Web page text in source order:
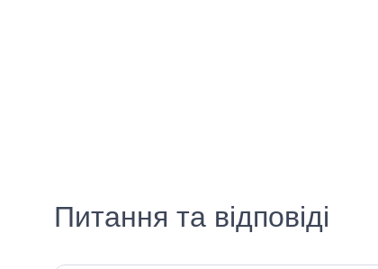
кави
Питання та відповіді